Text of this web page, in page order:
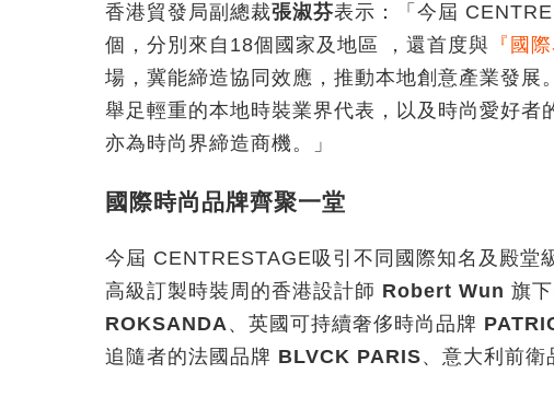
香港貿發局副總裁張淑芬表示：「今屆
個，分別來自18個國家及地區 ，還首度與 『國
場，冀能締造協同效應，推動本地創意產業發展。
舉足輕重的本地時裝業界代表，以及時尚愛好者
亦為時尚界締造商機。」
國際時尚品牌齊聚一堂
今屆 CENTRESTAGE吸引不同國際知名及殿堂
高級訂製時裝周的香港設計師 Robert Wun 旗
ROKSANDA、英國可持續奢侈時尚品牌
追隨者的法國品牌 BLVCK PARIS、意大利前衛